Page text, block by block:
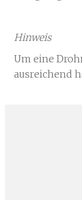
Hinweis
Um eine
ausreichend